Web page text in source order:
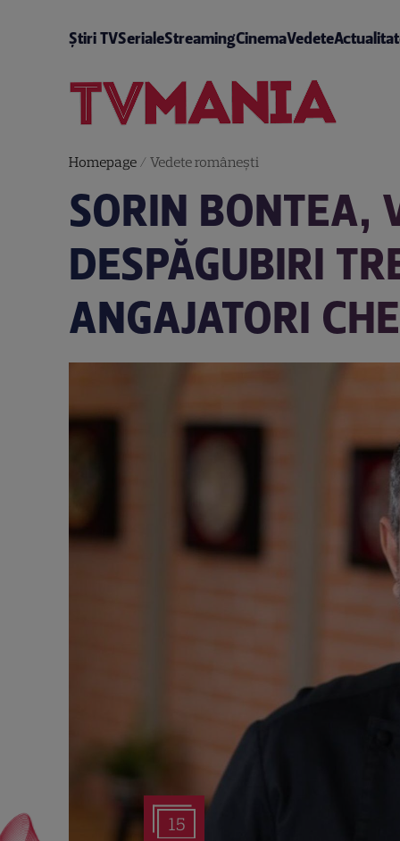
Știri TVSerialeStreamingCinemaVedete
Homepage/ Vedete româneşti
SORIN BONTEA,
DESPĂGUBIRI
ANGAJATORI
15